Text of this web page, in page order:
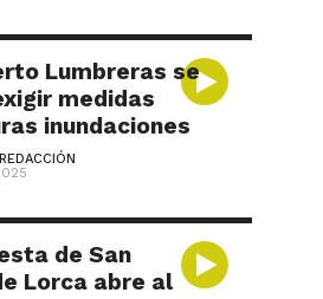
Lumbreras se
medidas
inundaciones
de San
Lorca abre al